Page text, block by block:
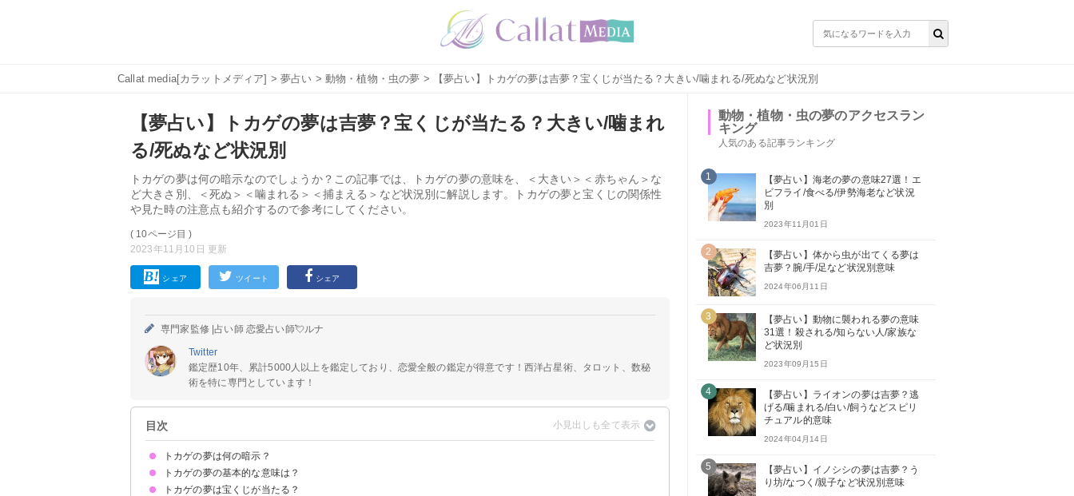
Callat media[カラットメディア] >夢占い > 動物・植物・虫の夢 > 【夢占い】トカゲの夢は吉夢？宝くじが当たる？大きい/噛まれる/死ぬなど状況別
【夢占い】トカゲの夢は吉夢？宝くじが当たる？大きい/噛まれ
る/死ぬなど状況別
トカゲの夢は何の暗示なのでしょうか？この記事では、トカゲの夢の意味を、＜大きい＞＜赤ちゃん＞な
ど大きさ別、＜死ぬ＞＜噛まれる＞＜捕まえる＞など状況別に解説します。トカゲの夢と宝くじの関係性
や見た時の注意点も紹介するので参考にしてください。
( 10ページ目 )
2023年11月10日 更新
シェア ツイート シェア
専門家監修 |占い師 恋愛占い師💘ルナ
Twitter
鑑定歴10年、累計5000人以上を鑑定しており、恋愛全般の鑑定が得意です！西洋占星術、タロット、数秘
術を特に専門としています！
目次
トカゲの夢は何の暗示？
トカゲの夢の基本的な意味は？
再生と幸運の暗示
状況によって意味が決まる
トカゲの夢は宝くじが当たる？
動物・植物・虫の夢のアクセスラン
キング
人気のある記事ランキング
1
【夢占い】海老の夢の意味27選！エ
ビフライ/食べる/伊勢海老など状況
別
2023年11月01日
2
【夢占い】体から虫が出てくる夢は
吉夢？腕/手/足など状況別意味
2024年06月11日
3
【夢占い】動物に襲われる夢の意味
31選！殺される/知らない人/家族な
ど状況別
2023年09月15日
4
【夢占い】ライオンの夢は吉夢？逃
げる/噛まれる/白い/飼うなどスピリ
チュアル的意味
2024年04月14日
5
【夢占い】イノシシの夢は吉夢？う
り坊/なつく/親子など状況別意味